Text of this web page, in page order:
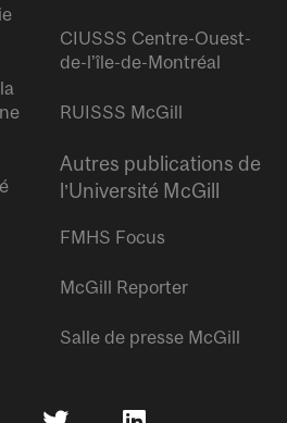
CIUSSS Centre-Ouest-
de-l’île-de-Montréal
RUISSS McGill
Autres publications de
l’Université McGill
FMHS Focus
McGill Reporter
Salle de presse McGill